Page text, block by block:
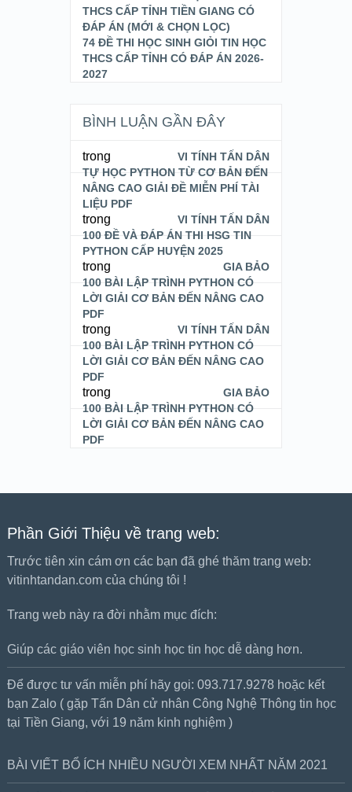
THCS CẤP TỈNH TIỀN GIANG CÓ
ĐÁP ÁN (MỚI & CHỌN LỌC)
74 ĐỀ THI HỌC SINH GIỎI TIN HỌC
THCS CẤP TỈNH CÓ ĐÁP ÁN 2026-
2027
BÌNH LUẬN GẦN ĐÂY
VI TÍNH TẤN DÂN
trong
TỰ HỌC PYTHON TỪ CƠ BẢN ĐẾN
NÂNG CAO GIẢI ĐỀ MIỄN PHÍ TÀI
LIỆU PDF
VI TÍNH TẤN DÂN
trong
100 ĐỀ VÀ ĐÁP ÁN THI HSG TIN
PYTHON CẤP HUYỆN 2025
GIA BẢO
trong
100 BÀI LẬP TRÌNH PYTHON CÓ
LỜI GIẢI CƠ BẢN ĐẾN NÂNG CAO
PDF
VI TÍNH TẤN DÂN
trong
100 BÀI LẬP TRÌNH PYTHON CÓ
LỜI GIẢI CƠ BẢN ĐẾN NÂNG CAO
PDF
GIA BẢO
trong
100 BÀI LẬP TRÌNH PYTHON CÓ
LỜI GIẢI CƠ BẢN ĐẾN NÂNG CAO
PDF
Phần Giới Thiệu về trang web:
Trước tiên xin cám ơn các bạn đã ghé thăm trang web:
vitinhtandan.com của chúng tôi !
Trang web này ra đời nhằm mục đích:
Giúp các giáo viên học sinh học tin học dễ dàng hơn.
Để được tư vấn miễn phí hãy gọi: 093.717.9278 hoặc kết
bạn Zalo ( gặp Tấn Dân cử nhân Công Nghệ Thông tin học
tại Tiền Giang, với 19 năm kinh nghiệm )
BÀI VIẾT BỔ ÍCH NHIỀU NGƯỜI XEM NHẤT NĂM 2021